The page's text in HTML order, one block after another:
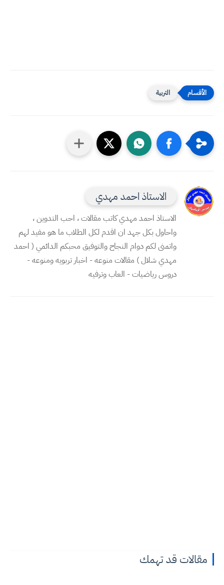
التربية
الاستاذ احمد مهدي
الاستاذ احمد مهدي كاتب مقالات ، احب التدوين ،
واحاول بكل جهد ان اقدم لكل الطلاب ما هو مفيد لهم
واتمنى لكم دوام النجاح والتوفيق محبكم الدائمي ( احمد
مهدي شلال ) مقالات منوعه - اخبار تربويه ومنوعه -
دروس رياضيات - العاب وترفيه
مقالات قد تهمك